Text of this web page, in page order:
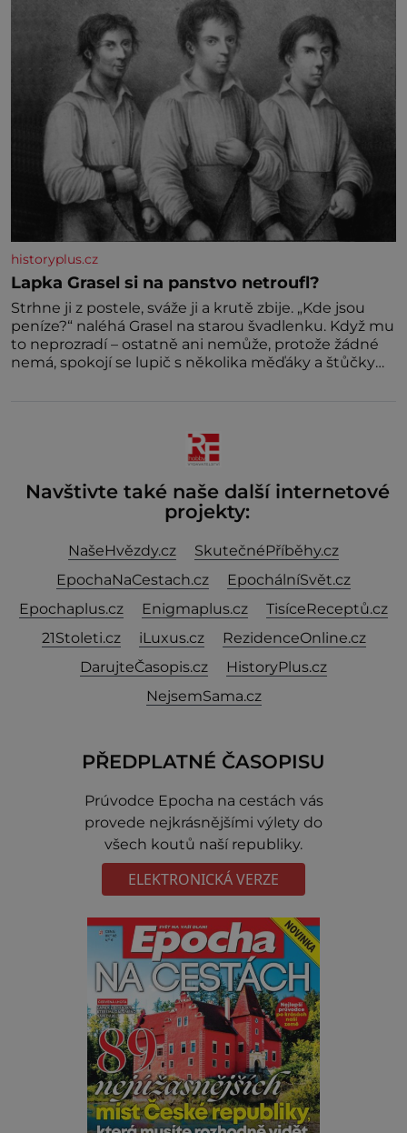
historyplus.cz
Lapka Grasel si na panstvo netroufl?
Strhne ji z postele, sváže ji a krutě zbije. „Kde jsou
peníze?“ naléhá Grasel na starou švadlenku. Když mu
to neprozradí – ostatně ani nemůže, protože žádné
nemá, spokojí se lupič s několika měďáky a štůčky
Navštivte také naše další internetové
projekty:
NašeHvězdy.cz
SkutečnéPříběhy.cz
EpochaNaCestach.cz
EpochálníSvět.cz
Epochaplus.cz
Enigmaplus.cz
TisíceReceptů.cz
21Stoleti.cz
iLuxus.cz
RezidenceOnline.cz
DarujteČasopis.cz
HistoryPlus.cz
NejsemSama.cz
PŘEDPLATNÉ ČASOPISU
Prúvodce Epocha na cestách vás
provede nejkrásnějšími výlety do
všech koutů naší republiky.
ELEKTRONICKÁ VERZE